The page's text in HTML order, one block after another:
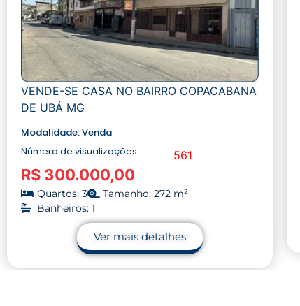
VENDE-SE CASA NO BAIRRO COPACABANA
DE UBÁ MG
Modalidade:Venda
Número de visualizações:
561
R$ 300.000,00
Quartos: 3
Tamanho: 272 m²
Banheiros: 1
Ver mais detalhes